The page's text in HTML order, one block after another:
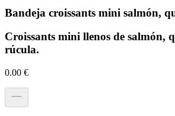
Bandeja croissants mini salmón,
Croissants mini llenos de salmón,
rúcula.
0.00 €